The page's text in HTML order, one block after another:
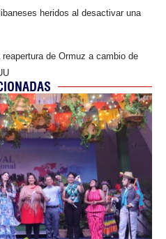
heridos al desactivar una
reapertura de Ormuz a cambio de